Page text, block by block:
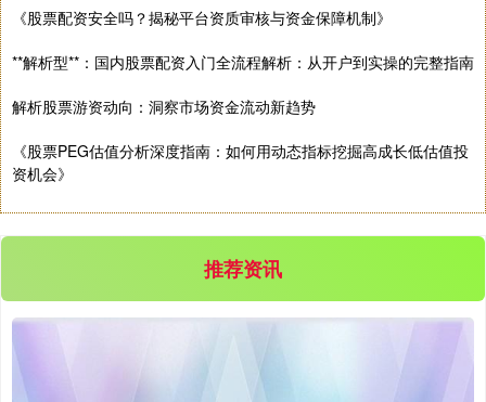
《股票配资安全吗？揭秘平台资质审核与资金保障机制》
**解析型**：国内股票配资入门全流程解析：从开户到实操的完整指南
解析股票游资动向：洞察市场资金流动新趋势
《股票PEG估值分析深度指南：如何用动态指标挖掘高成长低估值投
资机会》
推荐资讯